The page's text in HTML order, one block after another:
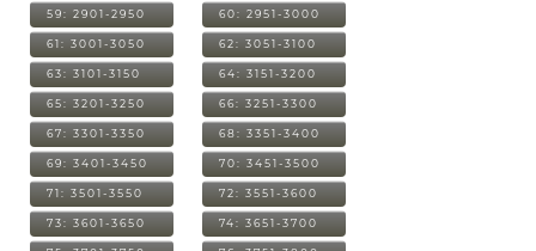
59: 2901-2950 60: 2951-3000
61: 3001-3050 62: 3051-3100
63: 3101-3150 64: 3151-3200
65: 3201-3250 66: 3251-3300
67: 3301-3350 68: 3351-3400
69: 3401-3450 70: 3451-3500
71: 3501-3550 72: 3551-3600
73: 3601-3650 74: 3651-3700